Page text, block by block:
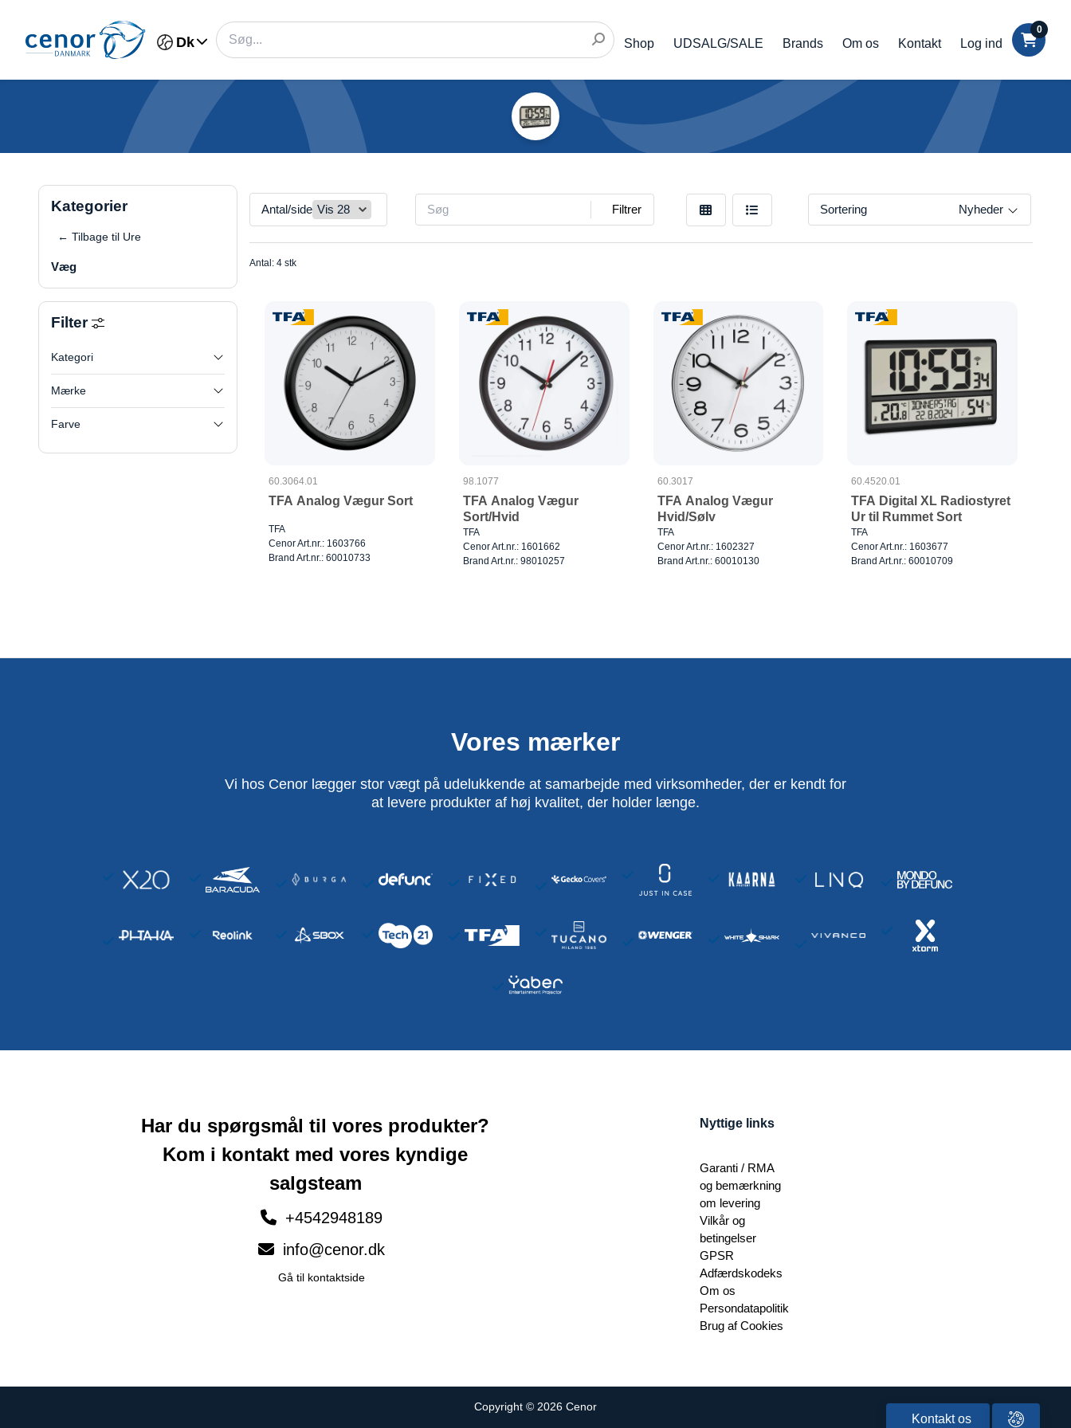
Dk Shop UDSALG/SALE Brands Om os Kontakt Log ind
0
Kategorier
← Tilbage til Ure
Væg
Filter
Kategori
Mærke
Farve
Antal/side Filtrer Sortering Nyheder
Antal: 4 stk
60.3064.01
TFA Analog Vægur Sort
TFA
Cenor Art.nr.: 1603766
Brand Art.nr.: 60010733
98.1077
TFA Analog Vægur
Sort/Hvid
TFA
Cenor Art.nr.: 1601662
Brand Art.nr.: 98010257
60.3017
TFA Analog Vægur
Hvid/Sølv
TFA
Cenor Art.nr.: 1602327
Brand Art.nr.: 60010130
60.4520.01
TFA Digital XL Radiostyret
Ur til Rummet Sort
TFA
Cenor Art.nr.: 1603677
Brand Art.nr.: 60010709
Vores mærker
Vi hos Cenor lægger stor vægt på udelukkende at samarbejde med virksomheder, der er kendt for
at levere produkter af høj kvalitet, der holder længe.
Har du spørgsmål til vores produkter?
Kom i kontakt med vores kyndige
salgsteam
+4542948189
info@cenor.dk
Gå til kontaktside
Nyttige links
Garanti / RMA
og bemærkning
om levering
Vilkår og
betingelser
GPSR
Adfærdskodeks
Om os
Persondatapolitik
Brug af Cookies
Copyright © 2026 Cenor
Kontakt os